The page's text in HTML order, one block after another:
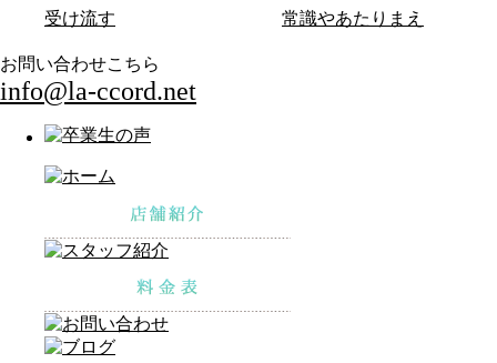
受け流す 常識やあたりまえ
お問い合わせこちら
info@la-ccord.net